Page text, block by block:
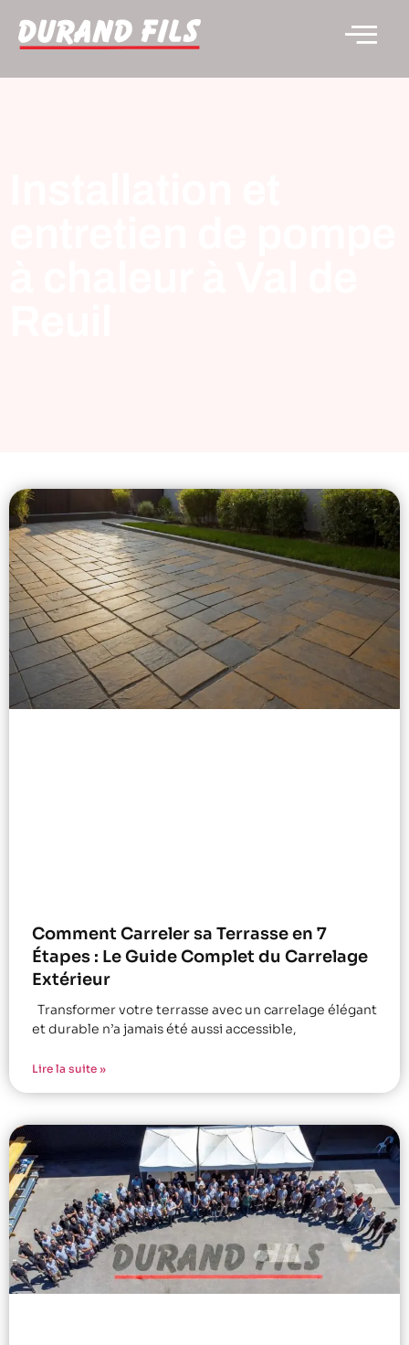
Comment Carreler sa Terrasse en 7
Étapes : Le Guide Complet du Carrelage
Extérieur
Transformer votre terrasse avec un carrelage élégant
et durable n’a jamais été aussi accessible,
Lire la suite »